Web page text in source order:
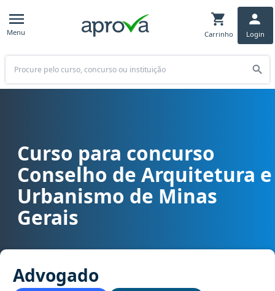
Menu Carrinho Login
Buscar
Curso para concurso CAU MG - Conselho de Arquitetura e
Curso para concurso
Conselho de Arquitetura e
Urbanismo de Minas
Gerais
Advogado